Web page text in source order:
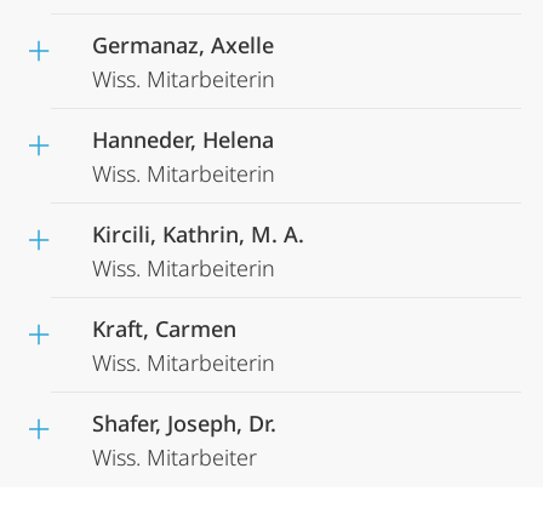
Germanaz, Axelle
Wiss. Mitarbeiterin
Hanneder, Helena
Wiss. Mitarbeiterin
Kircili, Kathrin, M. A.
Wiss. Mitarbeiterin
Kraft, Carmen
Wiss. Mitarbeiterin
Shafer, Joseph, Dr.
Wiss. Mitarbeiter